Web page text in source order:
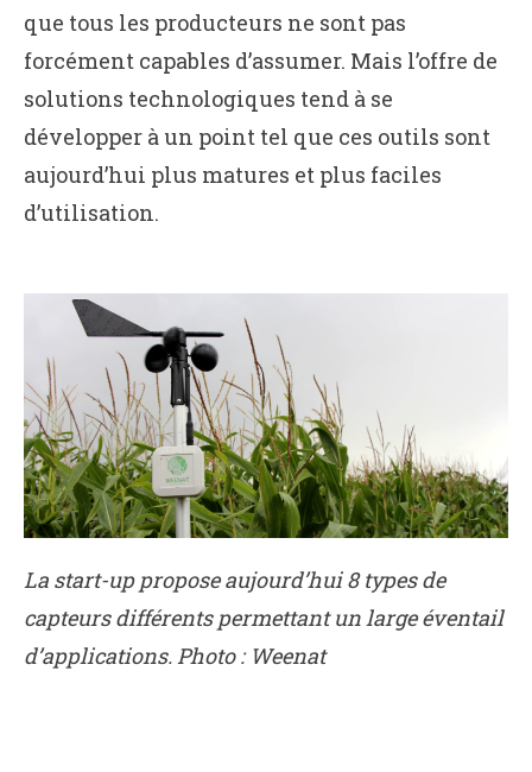
que tous les producteurs ne sont pas
forcément capables d’assumer. Mais l’offre de
solutions technologiques tend à se
développer à un point tel que ces outils sont
aujourd’hui plus matures et plus faciles
d’utilisation.
La start-up propose aujourd’hui 8 types de
capteurs différents permettant un large éventail
d’applications. Photo : Weenat